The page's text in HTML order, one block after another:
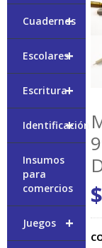
$
+
Cuadernos
+
Escolares
+
Escritura
+
Identificación
Insumos
para
comercios
+
Juegos